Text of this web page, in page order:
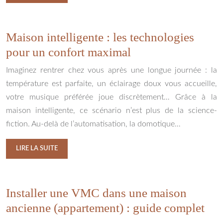
Maison intelligente : les technologies
pour un confort maximal
Imaginez rentrer chez vous après une longue journée : la
température est parfaite, un éclairage doux vous accueille,
votre musique préférée joue discrètement… Grâce à la
maison intelligente, ce scénario n’est plus de la science-
fiction. Au-delà de l’automatisation, la domotique…
LIRE LA SUITE
Installer une VMC dans une maison
ancienne (appartement) : guide complet